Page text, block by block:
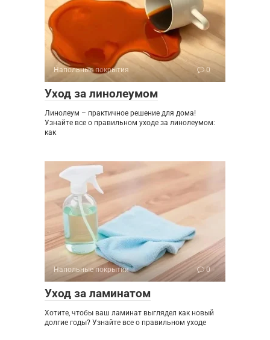
Напольные покрытия 0
Уход за линолеумом
Линолеум – практичное решение для дома!
Узнайте все о правильном уходе за линолеумом:
как
Напольные покрытия 0
Уход за ламинатом
Хотите, чтобы ваш ламинат выглядел как новый
долгие годы? Узнайте все о правильном уходе